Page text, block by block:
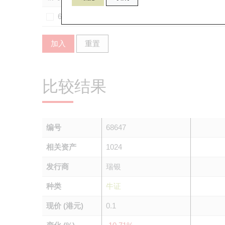
68108
加入 重置
比较结果
编号 68647
相关资产 1024
发行商 瑞银
种类 牛证
现价 (港元) 0.1